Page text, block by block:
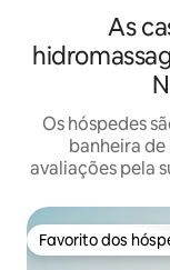
As
Os hóspedes
banheira
avaliações pela
Favorito dos
Favorito dos